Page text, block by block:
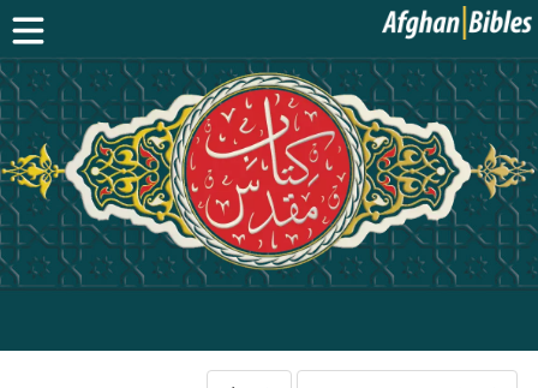
صفحه اصلی
کتاب مقدس دری کتاب مقدس پشتو
بیشتر: بلوچی · هزارگی · ترکمنی
اپلیکیشن‌های موبایل
سوال‌ها